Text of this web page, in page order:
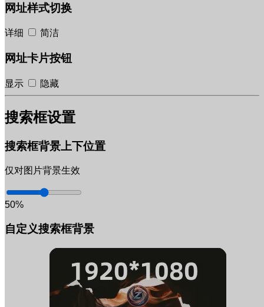
网址样式切换
详细 简洁
网址卡片按钮
显示 隐藏
搜索框设置
搜索框背景上下位置
仅对图片背景生效
50%
自定义搜索框背景